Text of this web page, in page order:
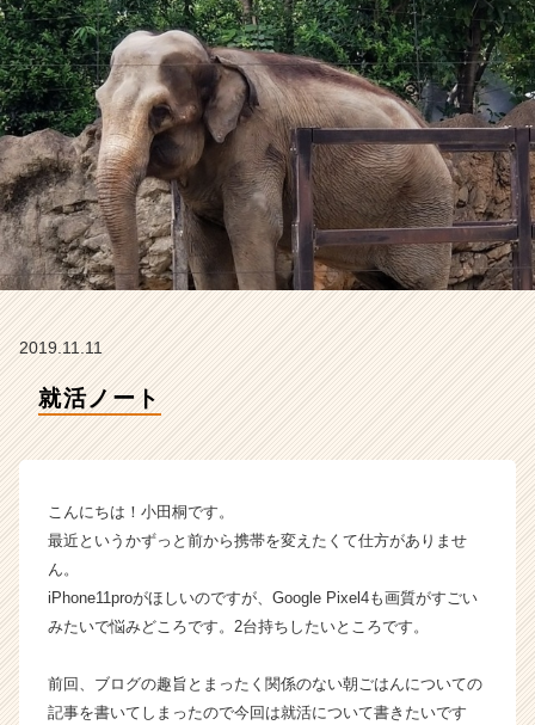
ー
の
タ
イ
ム
ラ
イ
ン】
|
ベ
ン
チ
か
ス
カ
届
就
活
2019.11.11
就活ノート
こんにちは！小田桐です。
最近というかずっと前から携帯を変えたくて仕方がありませ
ん。
iPhone11proがほしいのですが、Google Pixel4も画質がすごい
みたいで悩みどころです。2台持ちしたいところです。
前回、ブログの趣旨とまったく関係のない朝ごはんについての
記事を書いてしまったので今回は就活について書きたいです